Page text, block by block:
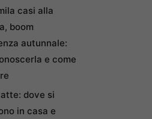
casi alla
boom
autunnale:
e come
dove si
in casa e